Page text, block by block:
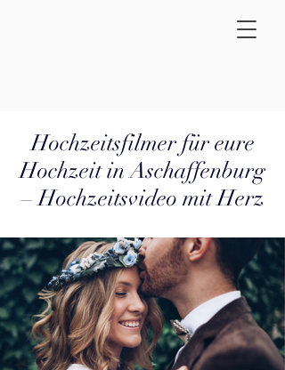
Hochzeitsfilmer für eure
Hochzeit in Aschaffenburg
– Hochzeitsvideo mit Herz